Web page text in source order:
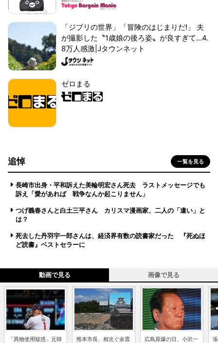
「ジブリの世界」「冒険のはじまりだ!」 夫
が撮影した〝1歳娘の後ろ姿〟が良すぎて...4.
8万人感激|Jタウンネット
ゼロまる
追悼 一覧を見る
長崎市出身・平和訴えた美輪明宏さん死去 ラストメッセージでも
訴え「愛があれば 戦争なんか起こりません」
つげ義春さんと白土三平さん カリスマ漫画家、二人の「違い」と
は？
死去した丹羽宇一郎さんは、経済界有数の読書家だった 『死ぬほ
ど読書』ベストセラーに
動画で見る 画像で見る
「異物使用疑惑」元韓
熊本市長、相次ぐ余震
広島原爆の日、小沢一